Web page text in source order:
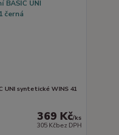
UNI syntetické WINS 41
369 Kč/ks
305 Kčbez DPH